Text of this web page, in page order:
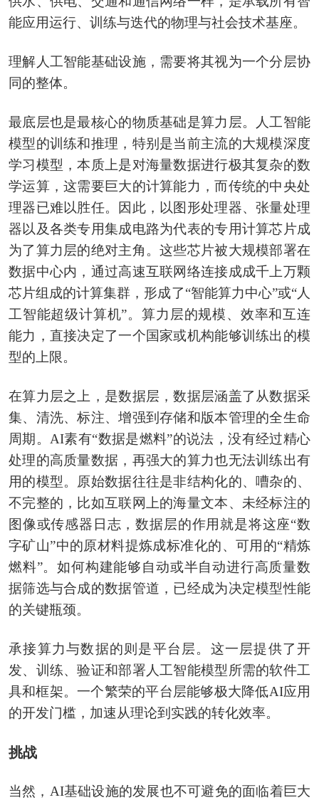
能应用运行、训练与迭代的物理与社会技术基座。
理解人工智能基础设施，需要将其视为一个分层协
同的整体。
最底层也是最核心的物质基础是算力层。人工智能
模型的训练和推理，特别是当前主流的大规模深度
学习模型，本质上是对海量数据进行极其复杂的数
学运算，这需要巨大的计算能力，而传统的中央处
理器已难以胜任。因此，以图形处理器、张量处理
器以及各类专用集成电路为代表的专用计算芯片成
为了算力层的绝对主角。这些芯片被大规模部署在
数据中心内，通过高速互联网络连接成成千上万颗
芯片组成的计算集群，形成了“智能算力中心”或“人
工智能超级计算机”。算力层的规模、效率和互连
能力，直接决定了一个国家或机构能够训练出的模
型的上限。
在算力层之上，是数据层，数据层涵盖了从数据采
集、清洗、标注、增强到存储和版本管理的全生命
周期。AI素有“数据是燃料”的说法，没有经过精心
处理的高质量数据，再强大的算力也无法训练出有
用的模型。原始数据往往是非结构化的、嘈杂的、
不完整的，比如互联网上的海量文本、未经标注的
图像或传感器日志，数据层的作用就是将这座“数
字矿山”中的原材料提炼成标准化的、可用的“精炼
燃料”。如何构建能够自动或半自动进行高质量数
据筛选与合成的数据管道，已经成为决定模型性能
的关键瓶颈。
承接算力与数据的则是平台层。这一层提供了开
发、训练、验证和部署人工智能模型所需的软件工
具和框架。一个繁荣的平台层能够极大降低AI应用
的开发门槛，加速从理论到实践的转化效率。
挑战
当然，AI基础设施的发展也不可避免的面临着巨大